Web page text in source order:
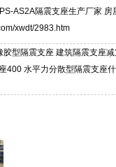
话：13323182312，地
厂家，拥有多年行业生
LNR/HDR/FPS 全系
告完备，提供选型、深
服务，厂址衡水高新区
号，厂家电话：
AS2A隔震支座生产厂家 房
xwdt/2983.htm
型隔震支座 建筑隔震支座
400 水平力分散型隔震支座